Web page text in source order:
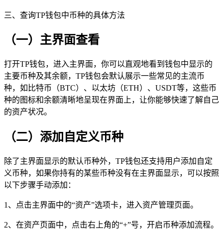
三、查询TP钱包中币种的具体方法
（一）主界面查看
打开TP钱包，进入主界面，你可以直观地看到钱包中显示的
主要币种及其余额，TP钱包会默认展示一些常见的主流币
种，如比特币（BTC）、以太坊（ETH）、USDT等，这些币
种的图标和余额清晰地呈现在界面上，让你能够快速了解自己
的资产状况。
（二）添加自定义币种
除了主界面显示的默认币种外，TP钱包还支持用户添加自定
义币种，如果你持有的某些币种没有在主界面显示，可以按照
以下步骤手动添加：
1、点击主界面中的“资产”选项卡，进入资产管理页面。
2、在资产页面中，点击右上角的“+”号，开启币种添加流程。